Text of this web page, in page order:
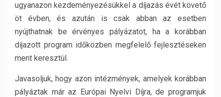
ugyanazon kezdeményezésükkel a díjazás évét követő
öt évben, és azután is csak abban az esetben
nyújthatnak be érvényes pályázatot, ha a korábban
díjazott program időközben megfelelő fejlesztéseken
ment keresztül.
Javasoljuk, hogy azon intézmények, amelyek korábban
pályáztak már az Európai Nyelvi Díjra, de programjuk